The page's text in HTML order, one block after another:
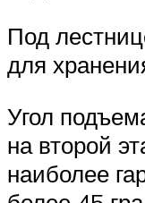
Под
для
Угол
на второй
наиболее